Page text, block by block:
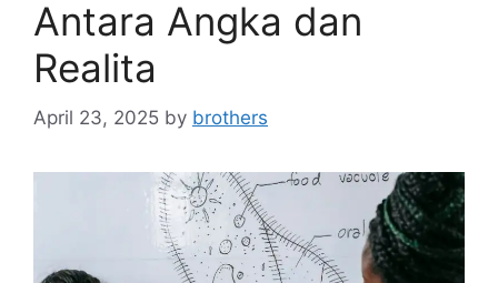
Antara Angka dan
Realita
April 23, 2025 by brothers